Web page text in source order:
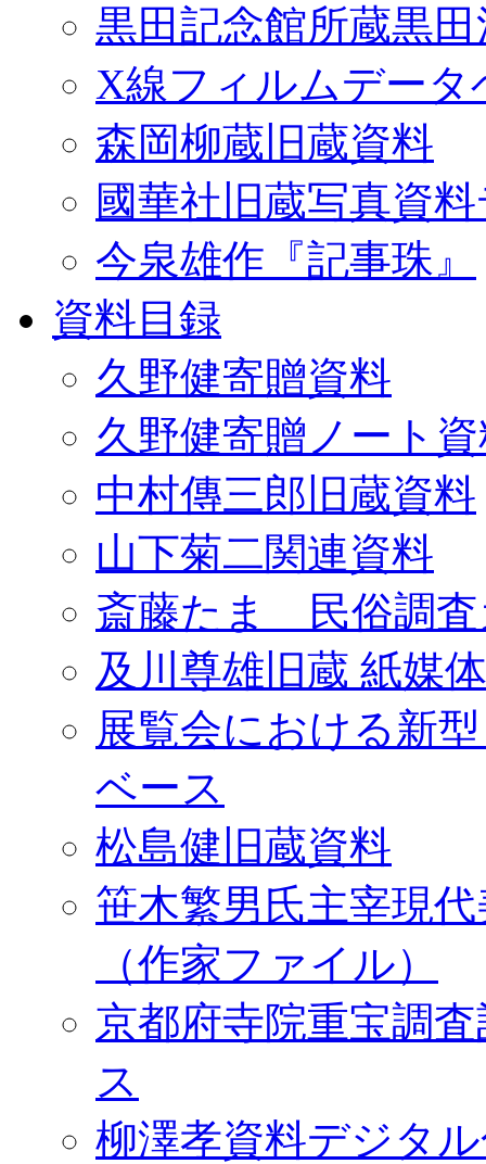
黒田記念館所蔵黒
X線フィルムデータ
森岡柳蔵旧蔵資料
國華社旧蔵写真資
今泉雄作『記事珠』
資料目録
久野健寄贈資料
久野健寄贈ノート
中村傳三郎旧蔵資料
山下菊二関連資料
斎藤たま 民俗調査
及川尊雄旧蔵 紙媒
展覧会における新
ベース
松島健旧蔵資料
笹木繁男氏主宰現
（作家ファイル）
京都府寺院重宝調
ス
柳澤孝資料デジタ